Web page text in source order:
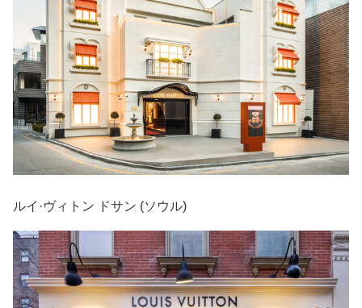
ルイ·ヴィトン ドサン (ソウル)